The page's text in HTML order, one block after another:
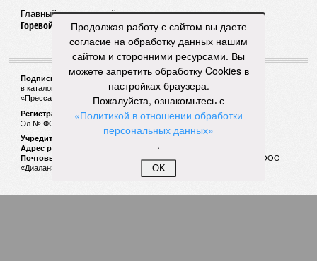
Главный редактор сайта:
Горевой Р. Г.
Подписной индекс газеты «Наша версия»:
в каталоге «Почта России» —99266
«Пресса России» (зелёный) —41522
Регистрационный номер Роскомнадзора
Эл № ФС77-53847 от 26.04.2013.
Учредитель ООО «Версия»
Адрес редакции:
123100, Россия, Москва, улица 1905 года, 7с1
Почтовый адрес редакции:
123022, Россия, Москва, а/я 29. для ООО
«Диалан»
Продолжая работу с сайтом вы даете
согласие на обработку данных нашим
сайтом и сторонними ресурсами. Вы
можете запретить обработку Cookies в
настройках браузера.
Пожалуйста, ознакомьтесь с
«Политикой в отношении обработки
персональных данных»
.
OK